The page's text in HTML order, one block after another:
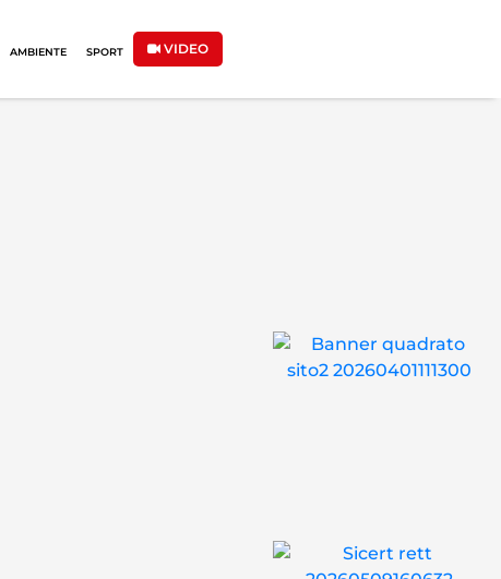
AMBIENTE SPORT VIDEO